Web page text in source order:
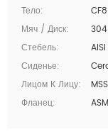
Тело:
Мяч / Диск:
Стебель:
Сиденье:
Лицом К Лицу:
Фланец: